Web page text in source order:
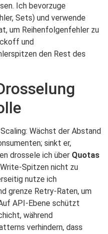
Ich bevorzuge
Sets) und verwende
um Reihenfolgenfehler zu
und
den Rest des
Scaling: Wächst der Abstand
sinkt er,
drossele ich über Quotas
nicht zu
nutze ich
grenze Retry‑Raten, um
API‑Ebene schützt
während
verhindern, dass